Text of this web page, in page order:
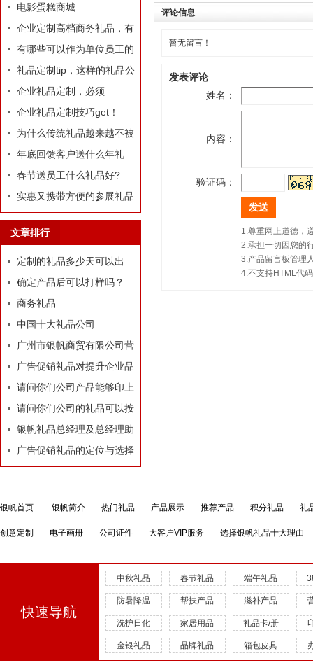
电影蛋糕商城
企业定制高档商务礼品，有
哪些推荐？
有哪些可以作为单位员工的
定制礼品？
礼品定制tip，这样的礼品公
司我才爱！
企业礼品定制，必须
有“里”、有“面”
企业礼品定制技巧get！
为什么传统礼品越来越不被
选择了
年底回馈客户送什么年礼
好?
春节送员工什么礼品好?
实惠又携带方便的参展礼品
文章排行
定制的礼品多少天可以出
货？
确定产品后可以打样吗？
商务礼品
中国十大礼品公司
广州市银帆商贸有限公司营
业执照
广告促销礼品对提升企业品
牌有着莫大的作用
请问你们公司产品能够印上
我们公司的LOGO和广告
吗？
请问你们公司的礼品可以按
照我们的要求和构思专门设
计订做吗？
银帆礼品总经理及总经理助
理名片
广告促销礼品的定位与选择
评论信息
暂无留言！
发表评论
姓名：
内容：
验证码：
1.尊重网上道德，
2.承担一切因您的
3.产品留言板管理
4.不支持HTML代
银帆首页 银帆简介 热门礼品 产品展示 推荐产品 积分礼品 礼
创意定制 电子画册 公司证件 大客户VIP服务 选择银帆礼品十大理由
快速导航
中秋礼品 春节礼品 端午礼品
防暑降温 帮扶产品 滋补产品
洗护日化 家居用品 礼品卡/册
金银礼品 品牌礼品 箱包皮具